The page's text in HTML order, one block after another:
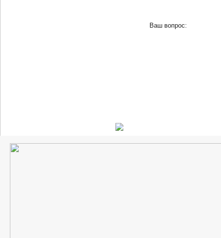
Ваш вопрос: